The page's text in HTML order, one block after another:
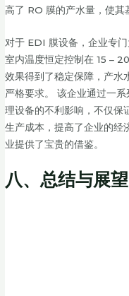
高了 RO 膜的产水量，使其
对于 EDI 膜设备，企业专
室内温度恒定控制在 15 –
效果得到了稳定保障，产水
严格要求。 该企业通过一
理设备的不利影响，不仅保
生产成本，提高了企业的经
业提供了宝贵的借鉴。
八、总结与展望